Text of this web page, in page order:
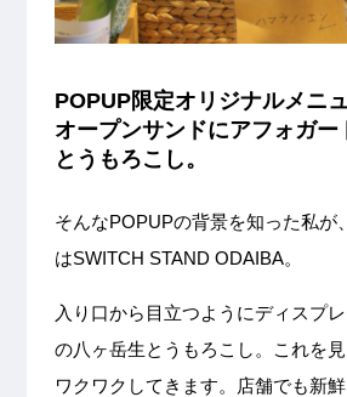
POPUP限定オリジナルメニ
オープンサンドにアフォガー
とうもろこし。
そんなPOPUPの背景を知った私が
はSWITCH STAND ODAIBA。
入り口から目立つようにディスプ
の八ヶ岳生とうもろこし。これを
ワクワクしてきます。店舗でも新